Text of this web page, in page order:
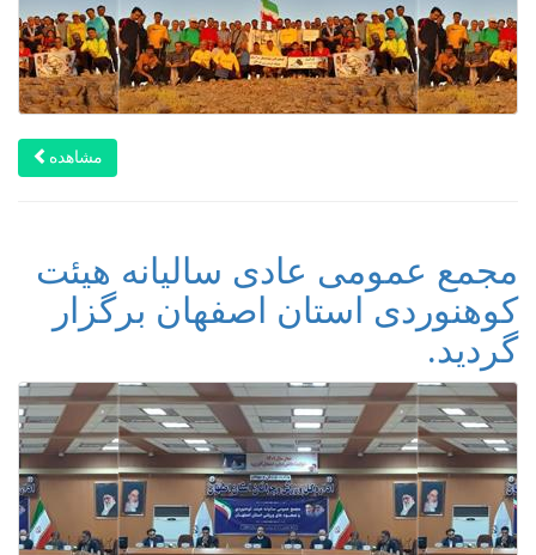
مشاهده
مجمع عمومی عادی سالیانه هیئت
کوهنوردی استان اصفهان برگزار
گردید.